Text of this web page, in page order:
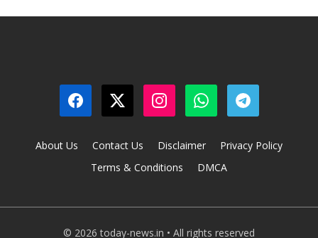
About Us Contact Us Disclaimer
Privacy Policy
Terms & Conditions
DMCA
© 2026 today-news.in • All rights reserved